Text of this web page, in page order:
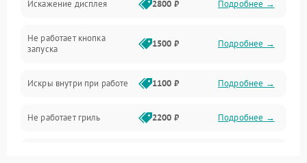
Питание и запуск
Нагрев и приготовление
Программное обеспечение
Искажение дисплея 2800 ₽ Подробнее →
Не работает кнопка
запуска
1500 ₽ Подробнее →
Искры внутри при работе 1100 ₽ Подробнее →
Не работает гриль 2200 ₽ Подробнее →